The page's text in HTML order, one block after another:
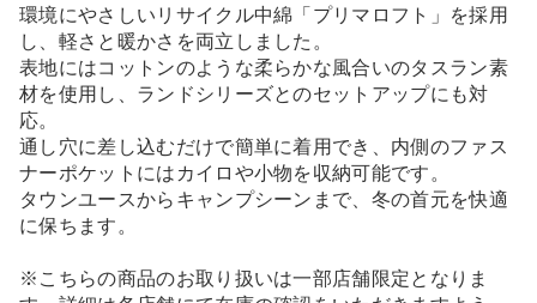
環境にやさしいリサイクル中綿「プリマロフト」を採用
し、軽さと暖かさを両立しました。
表地にはコットンのような柔らかな風合いのタスラン素
材を使用し、ランドシリーズとのセットアップにも対
応。
通し穴に差し込むだけで簡単に着用でき、内側のファス
ナーポケットにはカイロや小物を収納可能です。
タウンユースからキャンプシーンまで、冬の首元を快適
に保ちます。
※こちらの商品のお取り扱いは一部店舗限定となりま